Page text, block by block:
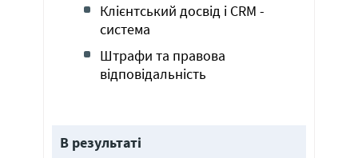
Клієнтський досвід і CRM -
система
Штрафи та правова
відповідальність
В результаті